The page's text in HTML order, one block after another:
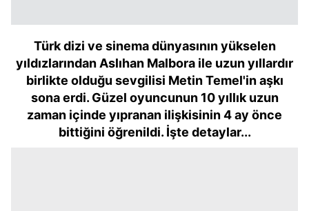
Türk dizi ve sinema dünyasının yükselen
yıldızlarından Aslıhan Malbora ile uzun yıllardır
birlikte olduğu sevgilisi Metin Temel'in aşkı
sona erdi. Güzel oyuncunun 10 yıllık uzun
zaman içinde yıpranan ilişkisinin 4 ay önce
bittiğini öğrenildi. İşte detaylar...